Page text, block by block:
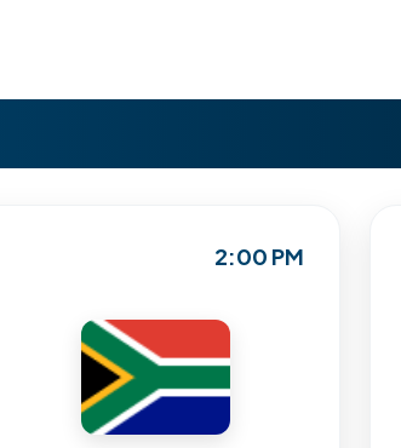
2:00 PM